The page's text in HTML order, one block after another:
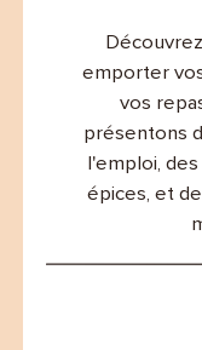
emporter
vos
présentons
l'emploi,
épices, et